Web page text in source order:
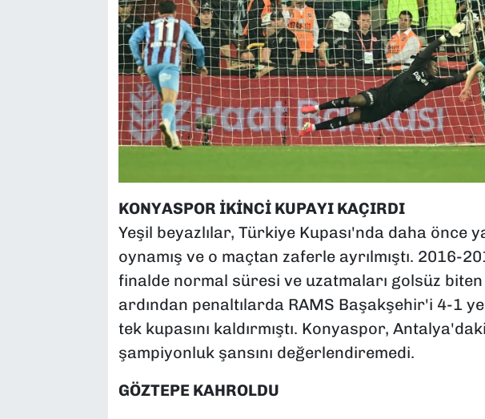
KONYASPOR İKİNCİ KUPAYI KAÇIRDI
Yeşil beyazlılar, Türkiye Kupası'nda daha önce
oynamış ve o maçtan zaferle ayrılmıştı. 2016-
finalde normal süresi ve uzatmaları golsüz biten
ardından penaltılarda RAMS Başakşehir'i 4-1
tek kupasını kaldırmıştı. Konyaspor,
şampiyonluk şansını değerlendiremedi.
GÖZTEPE KAHROLDU